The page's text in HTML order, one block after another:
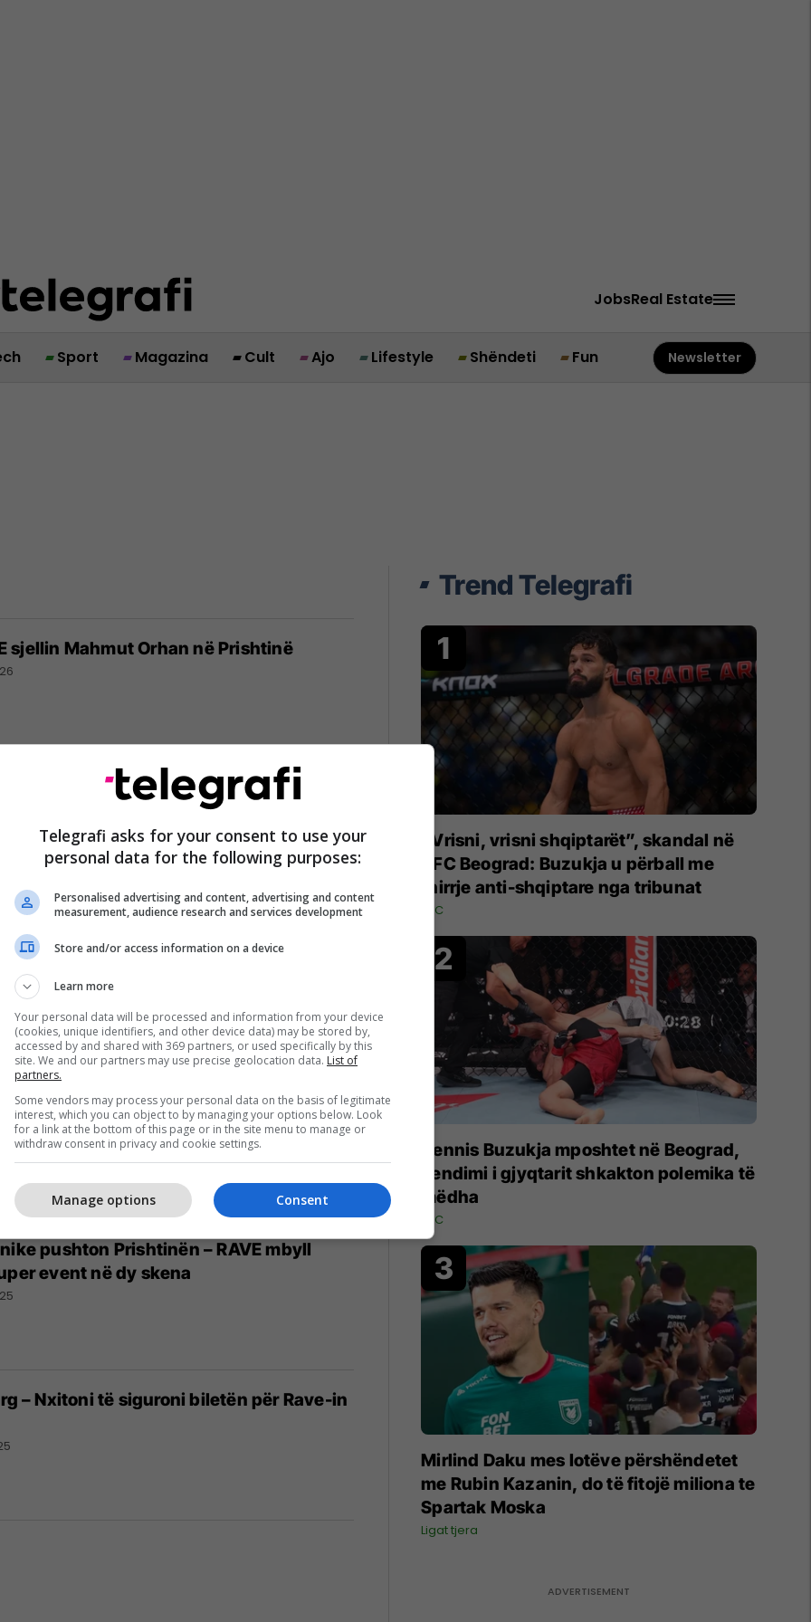
JobsReal Estate
Sport Magazina Cult Ajo Lifestyle Shëndeti Fun Newsletter
sjellin Mahmut Orhan në Prishtinë
herë të parë pas dekadash
Conference shënon 5-vjetorin me një
ritëm dhe inovacion
pushton Prishtinën – RAVE mbyll
event në dy skena
– Nxitoni të siguroni biletën për Rave-in
Trend Telegrafi
“Vrisni, vrisni shqiptarët”, skandal në
UFC Beograd: Buzukja u përball me
thirrje anti-shqiptare nga tribunat
UFC
Dennis Buzukja mposhtet në Beograd,
vendimi i gjyqtarit shkakton polemika të
mëdha
UFC
Mirlind Daku mes lotëve përshëndetet
me Rubin Kazanin, do të fitojë miliona te
Spartak Moska
Ligat tjera
Telegrafi asks for your consent to use your
personal data for the following purposes:
Personalised advertising and content, advertising and content
measurement, audience research and services development
Store and/or access information on a device
Learn more
Your personal data will be processed and information from your device
(cookies, unique identifiers, and other device data) may be stored by,
accessed by and shared with 369 partners, or used specifically by this
site. We and our partners may use precise geolocation data. List of
partners.
Some vendors may process your personal data on the basis of legitimate
interest, which you can object to by managing your options below. Look
for a link at the bottom of this page or in the site menu to manage or
withdraw consent in privacy and cookie settings.
Consent
Manage options